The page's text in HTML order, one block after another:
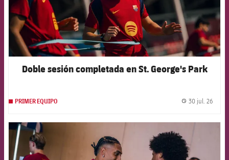
Doble sesión completada en St. George's Park
PRIMER EQUIPO 30 jul. 26